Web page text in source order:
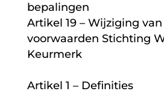
bepalingen
Artikel 19 – Wijziging
voorwaarden Stichting
Keurmerk
Artikel 1 – Definities